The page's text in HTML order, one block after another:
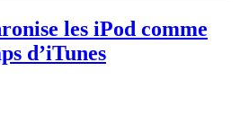
les iPod comme
d’iTunes